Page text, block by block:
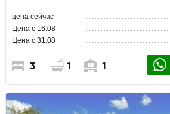
цена сейчас
Цена с 16.08
Цена с 31.08
3 1 1